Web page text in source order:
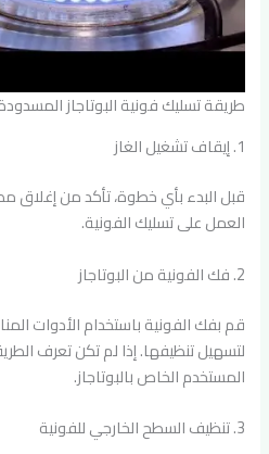
طريقة تسليك فونية البوتاجاز
1. إيقاف تشغيل الغاز
قبل البدء بأي خطوة، تأكد من إغلاق
العمل على تسليك الفونية.
2. فك الفونية من البوتاجاز
قم بفك الفونية باستخدام الأدوات
لتسهيل تنظيفها. إذا لم تكن تعرف
المستخدم الخاص بالبوتاجاز.
3. تنظيف السطح الخارجي للفونية